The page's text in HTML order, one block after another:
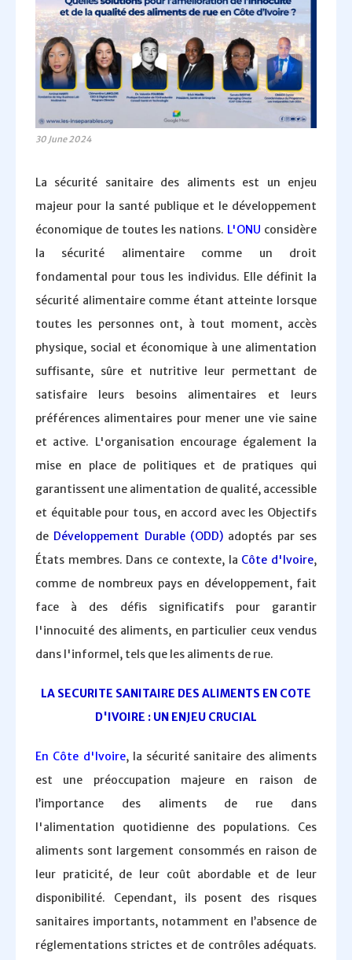
30 June 2024
La sécurité sanitaire des aliments est un enjeu
majeur pour la santé publique et le développement
économique de toutes les nations. L'ONU considère
la sécurité alimentaire comme un droit
fondamental pour tous les individus. Elle définit la
sécurité alimentaire comme étant atteinte lorsque
toutes les personnes ont, à tout moment, accès
physique, social et économique à une alimentation
suffisante, sûre et nutritive leur permettant de
satisfaire leurs besoins alimentaires et leurs
préférences alimentaires pour mener une vie saine
et active. L'organisation encourage également la
mise en place de politiques et de pratiques qui
garantissent une alimentation de qualité, accessible
et équitable pour tous, en accord avec les Objectifs
de Développement Durable (ODD) adoptés par ses
États membres. Dans ce contexte, la Côte d'Ivoire,
comme de nombreux pays en développement, fait
face à des défis significatifs pour garantir
l'innocuité des aliments, en particulier ceux vendus
dans l'informel, tels que les aliments de rue.
LA SECURITE SANITAIRE DES ALIMENTS EN COTE
D'IVOIRE : UN ENJEU CRUCIAL
En Côte d'Ivoire, la sécurité sanitaire des aliments
est une préoccupation majeure en raison de
l’importance des aliments de rue dans
l'alimentation quotidienne des populations. Ces
aliments sont largement consommés en raison de
leur praticité, de leur coût abordable et de leur
disponibilité. Cependant, ils posent des risques
sanitaires importants, notamment en l’absence de
réglementations strictes et de contrôles adéquats.